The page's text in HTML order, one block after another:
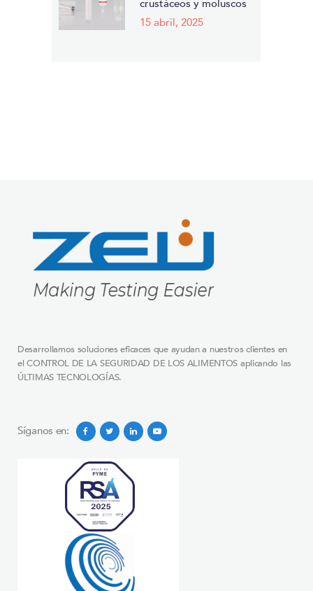
crustáceos y moluscos
15 abril, 2025
Desarrollamos soluciones eficaces que ayudan a nuestros clientes en
el CONTROL DE LA SEGURIDAD DE LOS ALIMENTOS aplicando las
ÚLTIMAS TECNOLOGÍAS.
Síganos en: